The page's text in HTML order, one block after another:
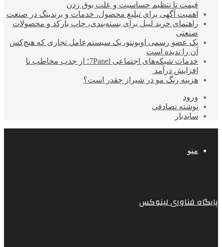
قیمت تا تنظیم حساسیت و علت بوق زدن
اهمیت آگهی برای تبلیغ محصول، خدمات و برندینگ در صنعت
راهنمای خرید لیبل برای بسته‌بندی، چاپ بارکد و محصولات
صنعتی
یک عضو رسمی اوبونتو، یک سیستم‌عامل تجاری که هیچ‌کس
آن را ندیده است
خدمات شبکه‌های اجتماعی 7Panel؛ از جذب مخاطب تا
افزایش درآمد
هزینه رنگ مو در شیراز چقدر است؟
ورود
نوشته تصادفی
سایدبار
منو
پایگاه فناوری لینوکس